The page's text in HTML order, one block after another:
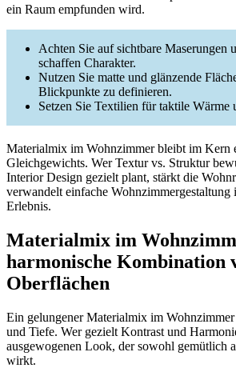
ein Raum empfunden wird.
Achten Sie auf sichtbare Maserungen
schaffen Charakter.
Nutzen Sie matte und glänzende
Blickpunkte zu definieren.
Setzen Sie Textilien für taktile Wärme
Materialmix im Wohnzimmer bleibt im Kern
Gleichgewichts. Wer Textur vs. Struktur
Interior Design gezielt plant, stärkt die
verwandelt einfache Wohnzimmergestaltung
Erlebnis.
Materialmix im
harmonische Kombination
Oberflächen
Ein gelungener Materialmix im
und Tiefe. Wer gezielt Kontrast und
ausgewogenen Look, der sowohl gemütlich
wirkt.